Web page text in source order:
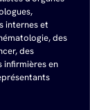
internes et
des
des
infirmières en